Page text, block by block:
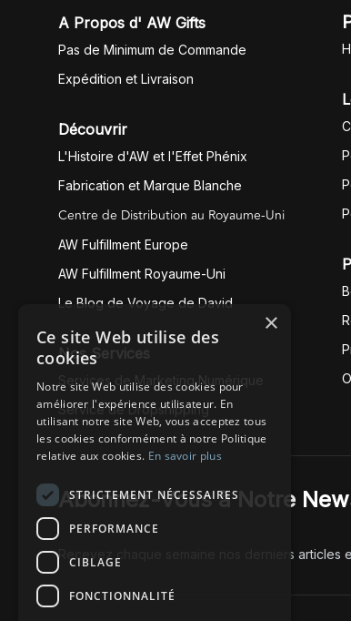
A Propos d' AW Gifts
Pas de Minimum de Commande
Expédition et Livraison
Découvrir
L'Histoire d'AW et l'Effet Phénix
Fabrication et Marque Blanche
Centre de Distribution au Royaume-Uni
AW Fulfillment Europe
AW Fulfillment Royaume-Uni
Le Blog de Voyage de David
Nos Services
Services de Marketing Numérique
Service de Dropshipping
Abonnez-Vous à Notre
Recevez chaque semaine nos derniers
×
Ce site Web utilise des
cookies
Notre site Web utilise des cookies pour
améliorer l'expérience utilisateur. En
utilisant notre site Web, vous acceptez tous
les cookies conformément à notre Politique
relative aux cookies. En savoir plus
STRICTEMENT NÉCESSAIRES
PERFORMANCE
CIBLAGE
FONCTIONNALITÉ